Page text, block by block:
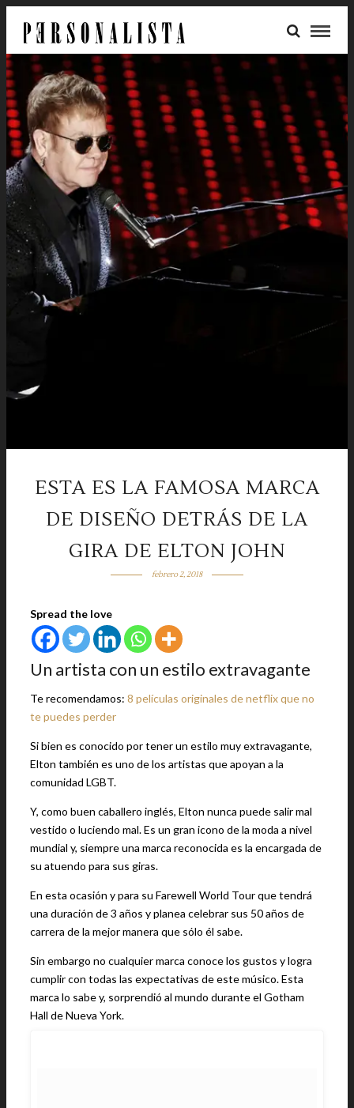
ESTA ES LA FAMOSA MARCA
DE DISEÑO DETRÁS DE LA
GIRA DE ELTON JOHN
febrero 2, 2018
Spread the love
Un artista con un estilo extravagante
Te recomendamos: 8 películas originales de netflix que no
te puedes perder
Si bien es conocido por tener un estilo muy extravagante,
Elton también es uno de los artistas que apoyan a la
comunidad LGBT.
Y, como buen caballero inglés, Elton nunca puede salir mal
vestido o luciendo mal. Es un gran icono de la moda a nivel
mundial y, siempre una marca reconocida es la encargada de
su atuendo para sus giras.
En esta ocasión y para su Farewell World Tour que tendrá
una duración de 3 años y planea celebrar sus 50 años de
carrera de la mejor manera que sólo él sabe.
Sin embargo no cualquier marca conoce los gustos y logra
cumplir con todas las expectativas de este músico. Esta
marca lo sabe y, sorprendió al mundo durante el Gotham
Hall de Nueva York.